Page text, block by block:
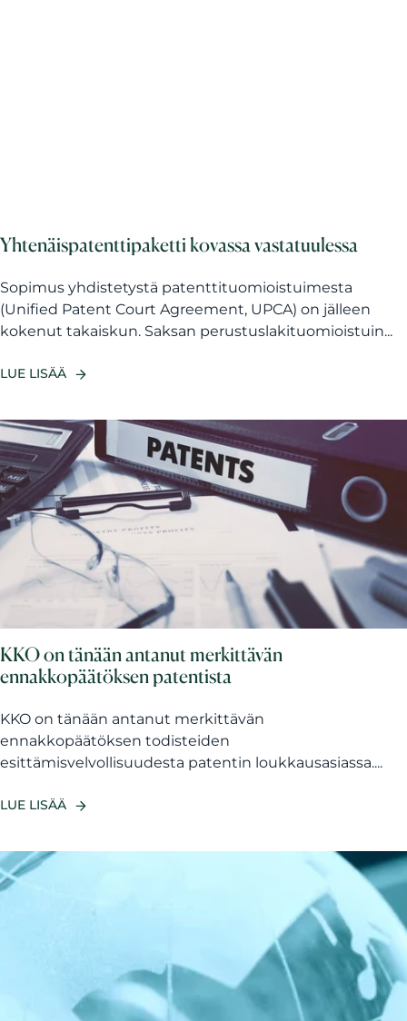
Yhtenäispatenttipaketti kovassa vastatuulessa
Sopimus yhdistetystä patenttituomioistuimesta
(Unified Patent Court Agreement, UPCA) on jälleen
kokenut takaiskun. Saksan perustuslakituomioistuin...
LUE LISÄÄ
KKO on tänään antanut merkittävän
ennakkopäätöksen patentista
KKO on tänään antanut merkittävän
ennakkopäätöksen todisteiden
esittämisvelvollisuudesta patentin loukkausasiassa....
LUE LISÄÄ